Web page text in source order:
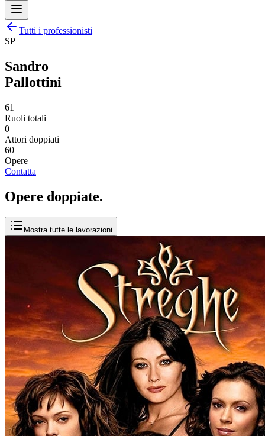
Tutti i professionisti
SP
Sandro
Pallottini
61
Ruoli totali
0
Attori doppiati
60
Opere
Contatta
Opere doppiate.
Mostra tutte le lavorazioni